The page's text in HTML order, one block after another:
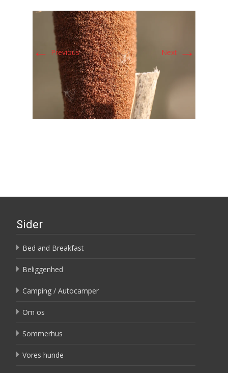
← Previous Next →
Sider
Bed and Breakfast
Beliggenhed
Camping / Autocamper
Om os
Sommerhus
Vores hunde